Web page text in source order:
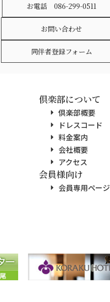
お電話 086-299-0511
お問い合わせ
同伴者登録フォーム
倶楽部について
倶楽部概要
ドレスコード
料金案内
会社概要
アクセス
会員様向け
会員専用ページ